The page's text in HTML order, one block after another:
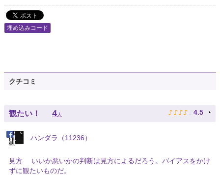
埋め込みコード
クチコミ
観たい！ 4人 ♪ ♪ ♪ ♪ ♪ 4.5
ハンダラ（11236）
見方 いいか悪いかの判断は見方によるだろう。バイアスをかけ
ずに観たいものだ。